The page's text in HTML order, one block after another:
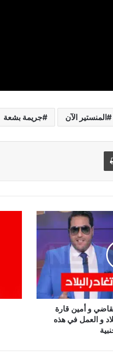
المنستير الآن جريمة بشعة
طباعة
و أمين قارة
و العمل في هذه
العالم: